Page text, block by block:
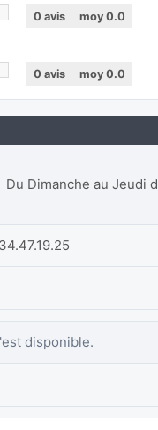
0 avis moy 0.0
0 avis moy 0.0
Du Dimanche au Jeudi
disponible.